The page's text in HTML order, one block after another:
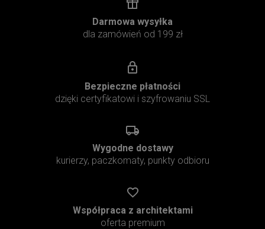
Darmowa wysyłka
dla zamówień od 199 zł
Bezpieczne płatności
dzięki certyfikatowi i szyfrowaniu SSL
Wygodne dostawy
kurierzy, paczkomaty, punkty odbioru
Współpraca z architektami
oferta premium